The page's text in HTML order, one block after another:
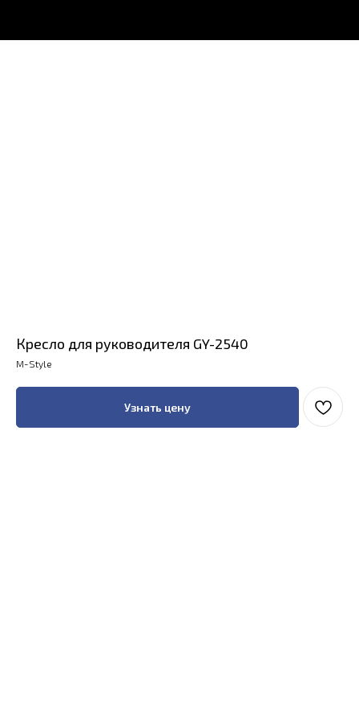
Кресло для руководителя GY-2540
M-Style
Узнать цену